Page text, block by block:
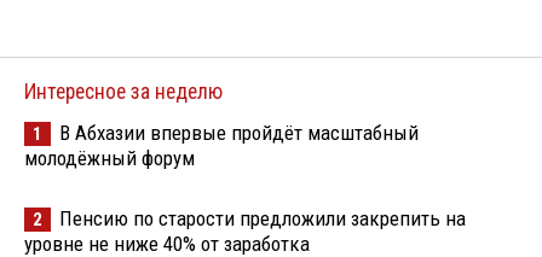
Интересное за неделю
1
В Абхазии впервые пройдёт масштабный
молодёжный форум
2
Пенсию по старости предложили закрепить на
уровне не ниже 40% от заработка